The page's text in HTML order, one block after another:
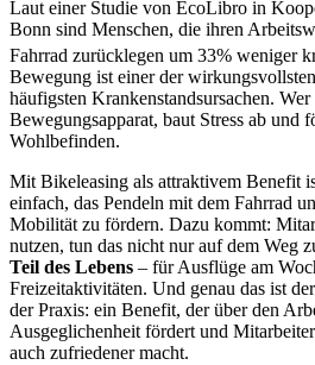
Laut einer Studie von EcoLibro in
Bonn sind Menschen, die ihren
Fahrrad zurücklegen um 33% weniger
Bewegung ist einer der
häufigsten Krankenstandsursachen.
Bewegungsapparat, baut Stress ab und
Wohlbefinden.
Mit Bikeleasing als attraktivem Benefit
einfach, das Pendeln mit dem Fahrrad
Mobilität zu fördern. Dazu kommt:
nutzen, tun das nicht nur auf dem Weg
Teil des Lebens – für Ausflüge am
Freizeitaktivitäten. Und genau das ist
der Praxis: ein Benefit, der über den
Ausgeglichenheit fördert und
auch zufriedener macht.